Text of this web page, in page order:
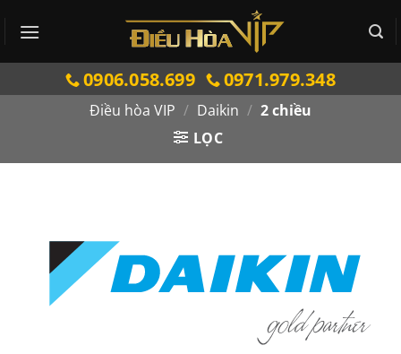
qua
0906.058.699 0971.979.348
Điều hòa VIP / Daikin / 2 chiều
LỌC